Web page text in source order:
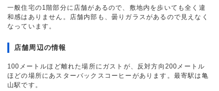
一般住宅の1階部分に店舗があるので、敷地内を歩いても全く違
和感はありません。店舗内部も、曇りガラスがあるので見えなく
なっています。
店舗周辺の情報
100メートルほど離れた場所にガストが、反対方向200メートル
ほどの場所にあスターバックスコーヒーがあります。最寄駅は亀
山駅です。